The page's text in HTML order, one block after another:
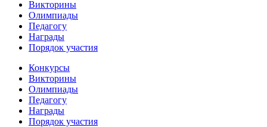
Викторины
Олимпиады
Педагогу
Награды
Порядок участия
Конкурсы
Викторины
Олимпиады
Педагогу
Награды
Порядок участия